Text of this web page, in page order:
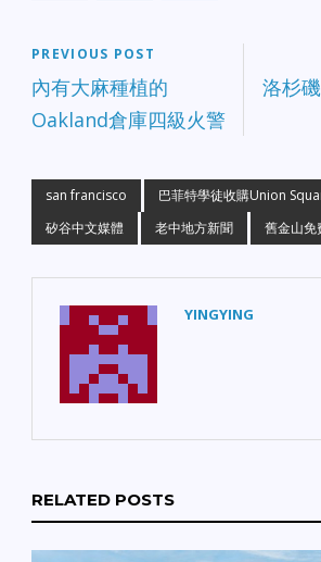
PREVIOUS POST
內有大麻種植的
Oakland倉庫四級火警
洛杉
san francisco
巴菲特學徒收購Union
矽谷中文媒體
老中地方新聞 舊金山免
YINGYING
RELATED POSTS